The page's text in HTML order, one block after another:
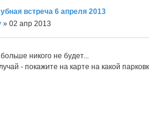
встреча 6 апреля 2013
» 02 апр 2013
никого не будет...
- покажите на карте на какой